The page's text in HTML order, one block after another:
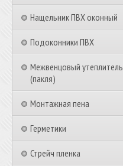
Нащельник ПВХ оконный
Подоконники ПВХ
Межвенцовый утеплитель
(пакля)
Монтажная пена
Герметики
Стрейч пленка